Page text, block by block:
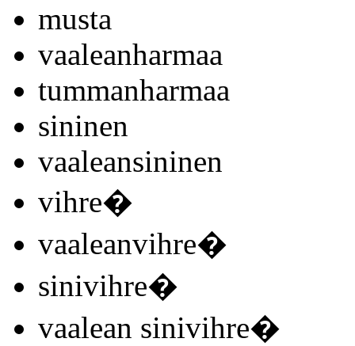
musta
vaaleanharmaa
tummanharmaa
sininen
vaaleansininen
vihre�
vaaleanvihre�
sinivihre�
vaalean sinivihre�